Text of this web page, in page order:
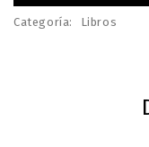
Categoría: Libros